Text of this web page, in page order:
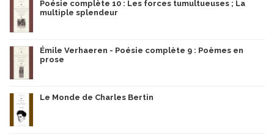
Poésie complète 10 : Les forces tumultueuses ; La
multiple splendeur
Émile Verhaeren - Poésie complète 9 : Poèmes en
prose
Le Monde de Charles Bertin